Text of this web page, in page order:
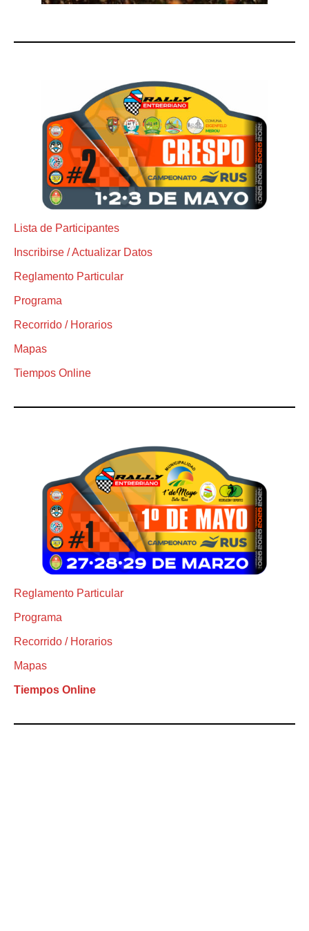
Lista de Participantes
Inscribirse / Actualizar Datos
Reglamento Particular
Programa
Recorrido / Horarios
Mapas
Tiempos Online
Reglamento Particular
Programa
Recorrido / Horarios
Mapas
Tiempos Online